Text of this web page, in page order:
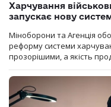
Харчування
запускає нову
Міноборони та Агенція
реформу системи
прозорішими, а якість